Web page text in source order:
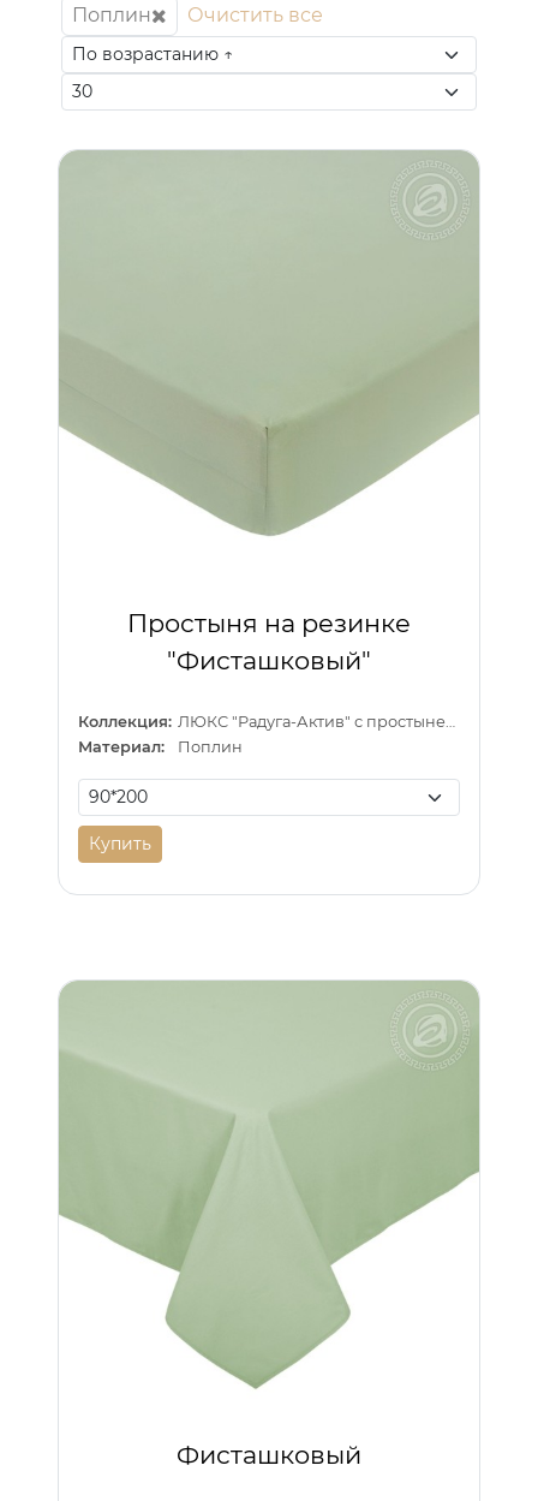
Поплин
Очистить все
Простыня на резинке
"Фисташковый"
Коллекция:
Материал:
Поплин
Купить
Фисташковый